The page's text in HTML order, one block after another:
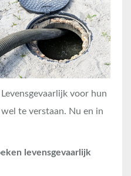
voor hun
te verstaan. Nu en in
levensgevaarlijk